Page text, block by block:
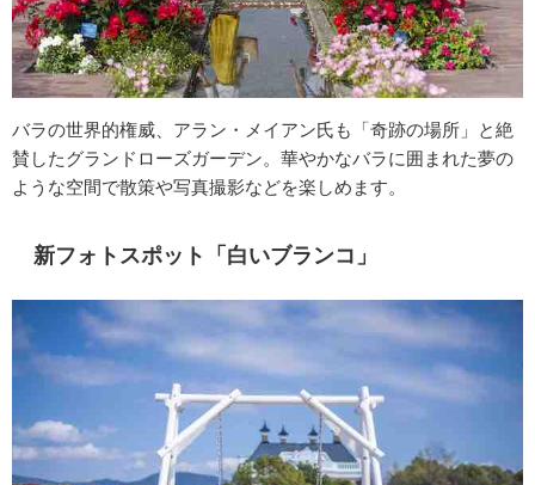
バラの世界的権威、アラン・メイアン氏も「奇跡の場所」と絶
賛したグランドローズガーデン。華やかなバラに囲まれた夢の
ような空間で散策や写真撮影などを楽しめます。
新フォトスポット「白いブランコ」